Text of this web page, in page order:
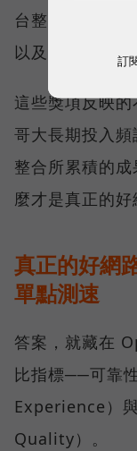
台整體語音體
以及全台網路在
這些獎項反映
哥大長期投入
整合所累積的
麼才是真正的好
真正的好網
單點測速
答案，就藏在
比指標──可靠
Experience）
Quality）。
訂